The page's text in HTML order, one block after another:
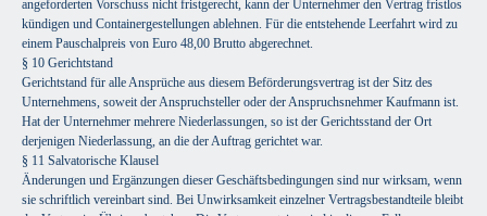
angeforderten Vorschuss nicht fristgerecht, kann der Unternehmer den Vertrag fristlos
kündigen und Containergestellungen ablehnen. Für die entstehende Leerfahrt wird zu
einem Pauschalpreis von Euro 48,00 Brutto abgerechnet.
§ 10 Gerichtstand
Gerichtstand für alle Ansprüche aus diesem Beförderungsvertrag ist der Sitz des
Unternehmens, soweit der Anspruchsteller oder der Anspruchsnehmer Kaufmann ist.
Hat der Unternehmer mehrere Niederlassungen, so ist der Gerichtsstand der Ort
derjenigen Niederlassung, an die der Auftrag gerichtet war.
§ 11 Salvatorische Klausel
Änderungen und Ergänzungen dieser Geschäftsbedingungen sind nur wirksam, wenn
sie schriftlich vereinbart sind. Bei Unwirksamkeit einzelner Vertragsbestandteile bleibt